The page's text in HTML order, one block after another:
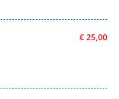
€ 25,00